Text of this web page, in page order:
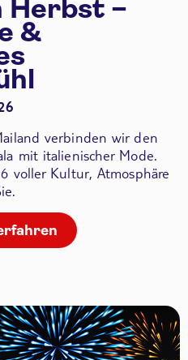
Herbst –
&
verbinden wir den
mit italienischer Mode.
voller Kultur, Atmosphäre